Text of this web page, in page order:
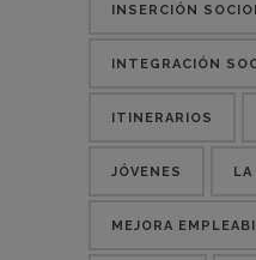
INSERCIÓN
INTEGRACIÓN
ITINERARIOS
JÓVENES LA
MEJORA